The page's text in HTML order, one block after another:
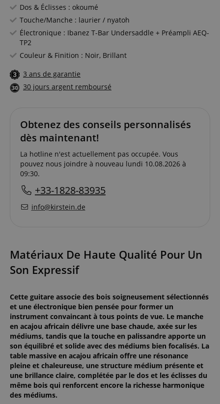
Dos & Éclisses : okoumé
Touche/Manche : laurier / nyatoh
Électronique : Ibanez T-Bar Undersaddle + Préampli AEQ-
TP2
Couleur & Finition : Noir, Brillant
3 ans de garantie
30 jours argent remboursé
Obtenez des conseils personnalisés
dès maintenant!
La hotline n'est actuellement pas occupée. Vous
pouvez nous joindre à nouveau lundi 10.08.2026 à
09:30.
+33-1828-83935
info@kirstein.de
Matériaux De Haute Qualité Pour Un
Son Expressif
Cette guitare associe des bois soigneusement sélectionnés
et une électronique bien pensée pour former un
instrument convaincant à tous points de vue. Le manche
en acajou africain délivre une base chaude, axée sur les
médiums, tandis que la touche en palissandre apporte un
son équilibré et solide avec des médiums bien focalisés. La
table massive en acajou africain offre une résonance
pleine et chaleureuse, une structure médium présente et
une brillance claire, complétée par le dos et les éclisses du
même bois qui renforcent encore la richesse harmonique
des médiums.